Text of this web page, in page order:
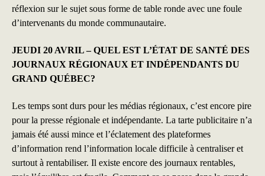
réflexion sur le sujet sous forme de table ronde avec une foule
d’intervenants du monde communautaire.
JEUDI 20 AVRIL – QUEL EST L’ÉTAT DE SANTÉ DES
JOURNAUX RÉGIONAUX ET INDÉPENDANTS DU
GRAND QUÉBEC?
Les temps sont durs pour les médias régionaux, c’est encore pire
pour la presse régionale et indépendante. La tarte publicitaire n’a
jamais été aussi mince et l’éclatement des plateformes
d’information rend l’information locale difficile à centraliser et
surtout à rentabiliser. Il existe encore des journaux rentables,